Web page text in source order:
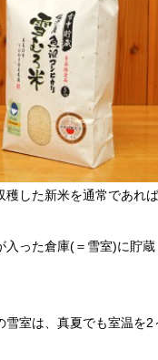
穫した新米を通常であれ
入った倉庫(＝雪室)に貯
雪室は、真夏でも室温を